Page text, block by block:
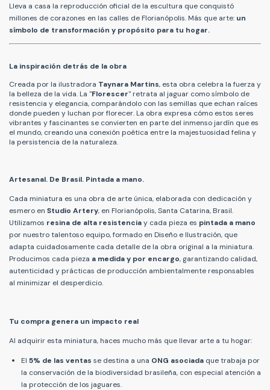
Lleva a casa la reproducción oficial de la escultura que conquistó
millones de corazones en las calles de Florianópolis. Más que arte: un
símbolo de transformación y propósito para tu hogar.
La inspiración detrás de la obra
Creada por la ilustradora Taynara Martins, esta obra celebra la fuerza y
la belleza de la vida. La "Florescer" retrata al jaguar como símbolo de
resistencia y elegancia, comparándolo con las semillas que echan raíces
donde pueden y luchan por florecer. La obra expresa cómo estos seres
vibrantes y fascinantes se convierten en parte del inmenso jardín que es
el mundo, creando una conexión poética entre la majestuosidad felina y
la persistencia de la naturaleza.
Artesanal. De Brasil. Pintada a mano.
Cada miniatura es una obra de arte única, elaborada con dedicación y
esmero en Studio Artery, en Florianópolis, Santa Catarina, Brasil.
Utilizamos resina de alta resistenciay cada pieza es pintada a mano
por nuestro talentoso equipo, formado en Diseño e Ilustración, que
adapta cuidadosamente cada detalle de la obra original a la miniatura.
Producimos cada pieza a medida y por encargo, garantizando calidad,
autenticidad y prácticas de producción ambientalmente responsables
al minimizar el desperdicio.
Tu compra genera un impacto real
Al adquirir esta miniatura, haces mucho más que llevar arte a tu hogar:
El 5% de las ventas se destina a una ONG asociada que trabaja por
la conservación de la biodiversidad brasileña, con especial atención a
la protección de los jaguares.